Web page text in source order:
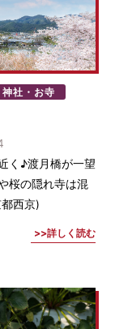
神社・お寺
く♪渡月橋が一望
桜の隠れ寺は混
西京)
詳しく読む